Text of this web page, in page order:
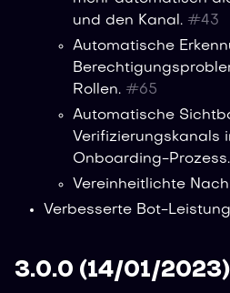
und den Kanal. #43
Automatische
Rollen. #65
Automatische
Verifizierungskanals
Onboarding-Prozess.
Vereinheitlichte
Verbesserte Bot-
3.0.0 (14/01/2023)